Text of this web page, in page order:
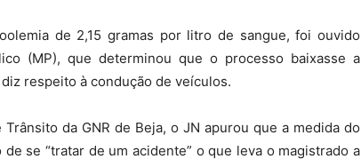
de 2,15 gramas por litro de sangue, foi ouvido
(MP), que determinou que o processo baixasse a
respeito à condução de veículos.
da GNR de Beja, o JN apurou que a medida do
se “tratar de um acidente” o que leva o magistrado a